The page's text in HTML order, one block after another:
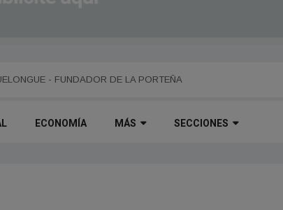
ECONOMÍA MÁS SECCIONES